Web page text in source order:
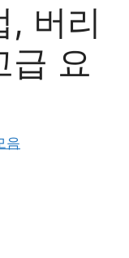
, 버리
급 요
음